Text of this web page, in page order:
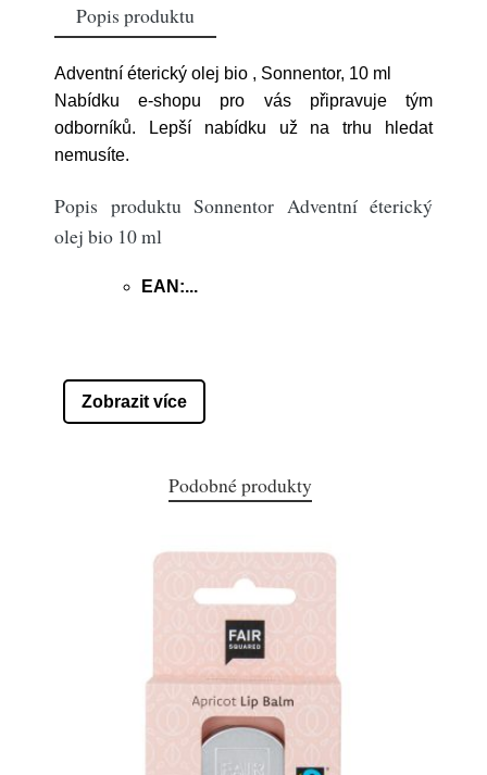
Popis produktu
Adventní éterický olej bio , Sonnentor, 10 ml
Nabídku e-shopu pro vás připravuje tým
odborníků. Lepší nabídku už na trhu hledat
nemusíte.
Popis produktu Sonnentor Adventní éterický
olej bio 10 ml
EAN:...
Zobrazit více
Podobné produkty